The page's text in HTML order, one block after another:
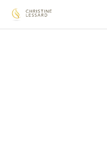
contenu